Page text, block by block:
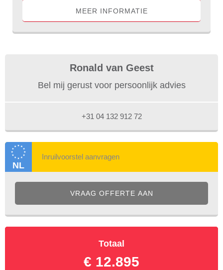
MEER INFORMATIE
Ronald van Geest
Bel mij gerust voor persoonlijk advies
+31 04 132 912 72
NL
VRAAG OFFERTE AAN
Totaal
€ 12.895